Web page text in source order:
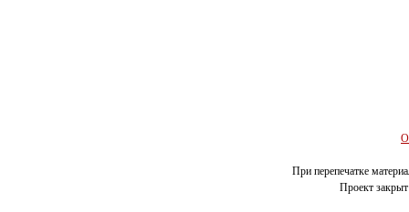
О
При перепечатке
Проект закрыт